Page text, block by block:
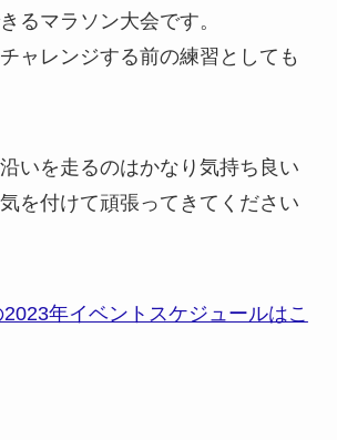
るマラソン大会です。
ャレンジする前の練習としても
いを走るのはかなり気持ち良い
を付けて頑張ってきてください
年イベントスケジュールはこ